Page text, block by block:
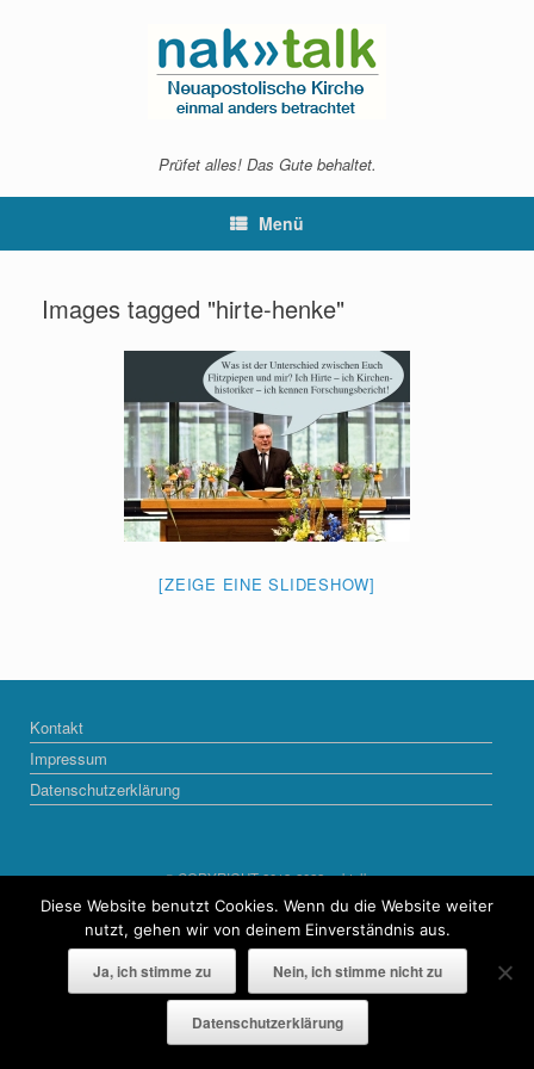
Prüfet alles! Das Gute behaltet.
Menü
Images tagged "hirte-henke"
[ZEIGE EINE SLIDESHOW]
Kontakt
Impressum
Datenschutzerklärung
© COPYRIGHT 2013-2022 naktalk
Ein Theme vonSiteOrigin
Diese Website benutzt Cookies. Wenn du die Website weiter
nutzt, gehen wir von deinem Einverständnis aus.
Ja, ich stimme zu Nein, ich stimme nicht zu
Datenschutzerklärung